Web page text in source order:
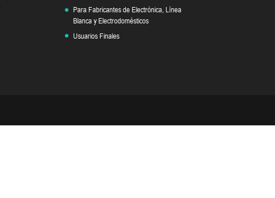
Para Fabricantes de Electrónica, Línea
Blanca y Electrodomésticos
Usuarios Finales